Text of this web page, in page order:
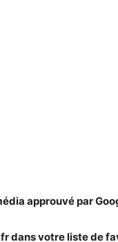
approuvé par
dans votre liste de